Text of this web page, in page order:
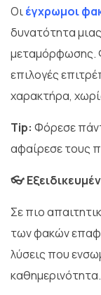
Οιέγχρωμοι
δυνατότητα
μεταμόρφωσης.
επιλογές
χαρακτήρα,
Tip: Φόρεσε
αφαίρεσε τους
👓
Σε πιο
των φακών
λύσεις που
καθημερινότητα.